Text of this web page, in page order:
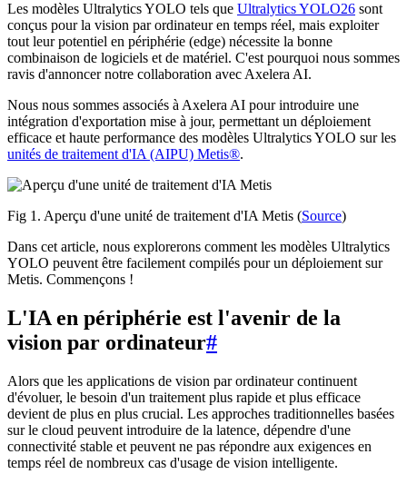
Les modèles Ultralytics YOLO tels que Ultralytics YOLO26 sont
conçus pour la vision par ordinateur en temps réel, mais exploiter
tout leur potentiel en périphérie (edge) nécessite la bonne
combinaison de logiciels et de matériel. C'est pourquoi nous sommes
ravis d'annoncer notre collaboration avec Axelera AI.
Nous nous sommes associés à Axelera AI pour introduire une
intégration d'exportation mise à jour, permettant un déploiement
efficace et haute performance des modèles Ultralytics YOLO sur les
unités de traitement d'IA (AIPU) Metis®.
Fig 1. Aperçu d'une unité de traitement d'IA Metis (Source)
Dans cet article, nous explorerons comment les modèles Ultralytics
YOLO peuvent être facilement compilés pour un déploiement sur
Metis. Commençons !
L'IA en périphérie est l'avenir de la
vision par ordinateur#
Alors que les applications de vision par ordinateur continuent
d'évoluer, le besoin d'un traitement plus rapide et plus efficace
devient de plus en plus crucial. Les approches traditionnelles basées
sur le cloud peuvent introduire de la latence, dépendre d'une
connectivité stable et peuvent ne pas répondre aux exigences en
temps réel de nombreux cas d'usage de vision intelligente.